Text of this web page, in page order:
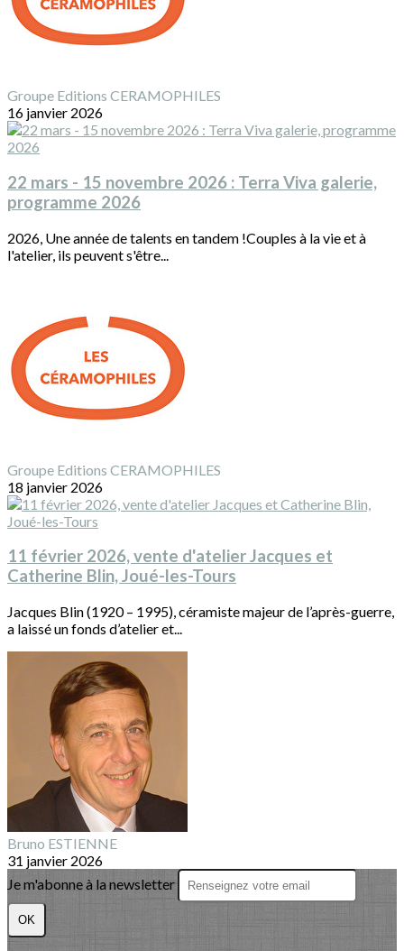
Groupe Editions CERAMOPHILES
16 janvier 2026
22 mars - 15 novembre 2026 : Terra Viva galerie,
programme 2026
2026, Une année de talents en tandem !Couples à la vie et à
l'atelier, ils peuvent s'être...
Groupe Editions CERAMOPHILES
18 janvier 2026
11 février 2026, vente d'atelier Jacques et
Catherine Blin, Joué-les-Tours
Jacques Blin (1920 – 1995), céramiste majeur de l’après-guerre,
a laissé un fonds d’atelier et...
Bruno ESTIENNE
31 janvier 2026
Je m'abonne à la newsletter
OK